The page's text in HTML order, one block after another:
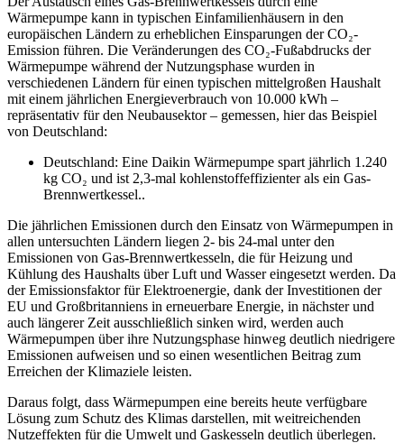
Wärmepumpe kann in typischen Einfamilienhäusern in den
europäischen Ländern zu erheblichen Einsparungen der CO₂-
Emission führen. Die Veränderungen des CO₂-Fußabdrucks der
Wärmepumpe während der Nutzungsphase wurden in
verschiedenen Ländern für einen typischen mittelgroßen Haushalt
mit einem jährlichen Energieverbrauch von 10.000 kWh –
repräsentativ für den Neubausektor – gemessen, hier das Beispiel
von Deutschland:
Deutschland: Eine Daikin Wärmepumpe spart jährlich 1.240
kg CO₂ und ist 2,3-mal kohlenstoffeffizienter als ein Gas-
Brennwertkessel..
Die jährlichen Emissionen durch den Einsatz von Wärmepumpen in
allen untersuchten Ländern liegen 2- bis 24-mal unter den
Emissionen von Gas-Brennwertkesseln, die für Heizung und
Kühlung des Haushalts über Luft und Wasser eingesetzt werden. Da
der Emissionsfaktor für Elektroenergie, dank der Investitionen der
EU und Großbritanniens in erneuerbare Energie, in nächster und
auch längerer Zeit ausschließlich sinken wird, werden auch
Wärmepumpen über ihre Nutzungsphase hinweg deutlich niedrigere
Emissionen aufweisen und so einen wesentlichen Beitrag zum
Erreichen der Klimaziele leisten.
Daraus folgt, dass Wärmepumpen eine bereits heute verfügbare
Lösung zum Schutz des Klimas darstellen, mit weitreichenden
Nutzeffekten für die Umwelt und Gaskesseln deutlich überlegen.